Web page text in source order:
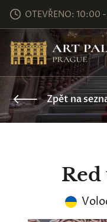
OTEVŘENO: 10:00
Zpět na